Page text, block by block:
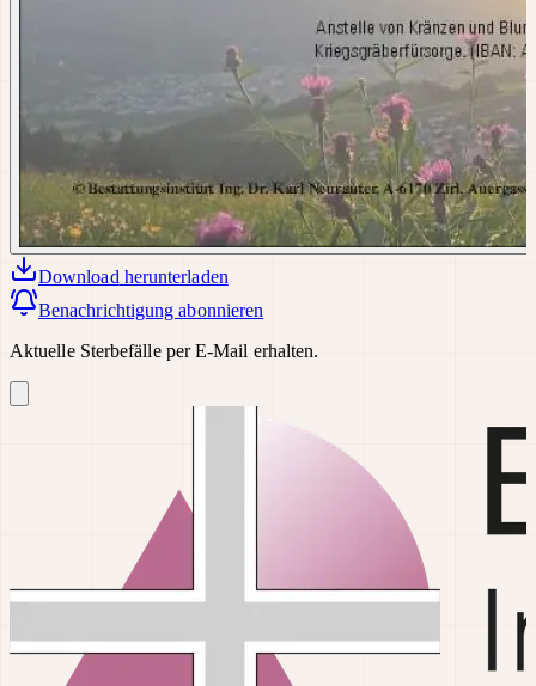
Download herunterladen
Benachrichtigung abonnieren
Aktuelle Sterbefälle per E-Mail erhalten.